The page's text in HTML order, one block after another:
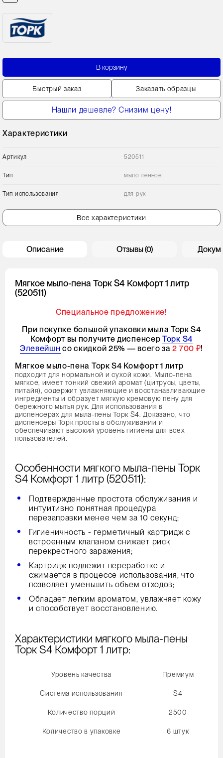
В корзину
Быстрый заказ Заказать образцы
Нашли дешевле? Снизим цену!
Характеристики
Артикул 520511
Тип мыло пенное
Тип использования для рук
Все характеристики
Описание Отзывы (0)
Мягкое мыло-пена Торк S4 Комфорт 1 литр
(520511)
Специальное предложение!
При покупке большой упаковки мыла Торк S4
Комфорт вы получите диспенсерТорк S4
Элевейшн со скидкой 25% — всего за 2 700 ₽!
Мягкое мыло-пена Торк S4 Комфорт 1 литр
подходит для нормальной и сухой кожи. Мыло-пена
мягкое, имеет тонкий свежий аромат (цитрусы, цветы,
питайя), содержит увлажняющие и восстанавливающие
ингредиенты и образует мягкую кремовую пену для
бережного мытья рук. Для использования в
диспенсерах для мыла-пены Торк S4. Доказано, что
диспенсеры Торк просты в обслуживании и
обеспечивают высокий уровень гигиены для всех
пользователей.
Особенности мягкого мыла-пены Торк
S4 Комфорт 1 литр (520511):
Подтвержденные простота обслуживания и
интуитивно понятная процедура
перезаправки менее чем за 10 секунд;
Гигиеничность - герметичный картридж с
встроенным клапаном снижает риск
перекрестного заражения;
Картридж подлежит переработке и
сжимается в процессе использования, что
позволяет уменьшить объем отходов;
Обладает легким ароматом, увлажняет кожу
и способствует восстановлению.
Характеристики мягкого мыла-пены
Торк S4 Комфорт 1 литр:
Уровень качества Премиум
Система использования S4
Количество порций 2500
Количество в упаковке 6 штук